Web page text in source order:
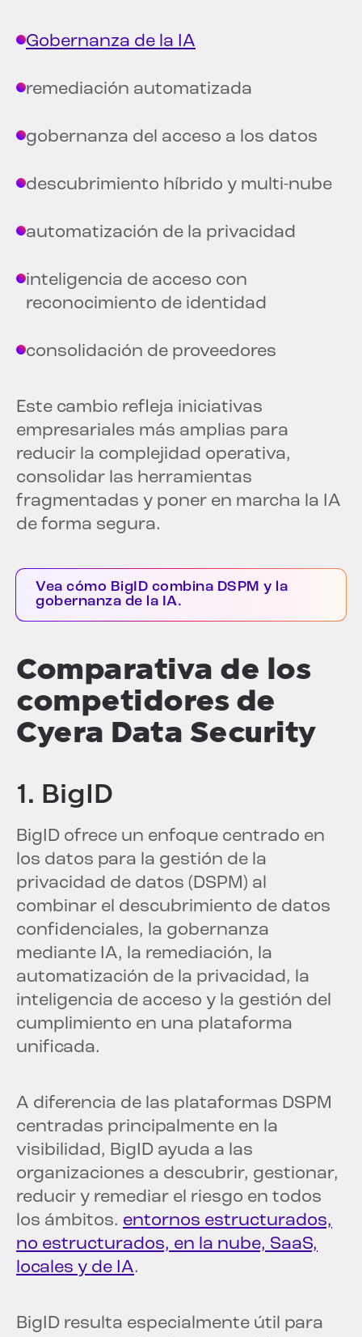
Gobernanza de la IA
remediación automatizada
gobernanza del acceso a los datos
descubrimiento híbrido y multi-nube
automatización de la privacidad
inteligencia de acceso con
reconocimiento de identidad
consolidación de proveedores
Este cambio refleja iniciativas
empresariales más amplias para
reducir la complejidad operativa,
consolidar las herramientas
fragmentadas y poner en marcha la IA
de forma segura.
Vea cómo BigID combina DSPM y la
gobernanza de la IA.
Comparativa de los
competidores de
Cyera Data Security
1. BigID
BigID ofrece un enfoque centrado en
los datos para la gestión de la
privacidad de datos (DSPM) al
combinar el descubrimiento de datos
confidenciales, la gobernanza
mediante IA, la remediación, la
automatización de la privacidad, la
inteligencia de acceso y la gestión del
cumplimiento en una plataforma
unificada.
A diferencia de las plataformas DSPM
centradas principalmente en la
visibilidad, BigID ayuda a las
organizaciones a descubrir, gestionar,
reducir y remediar el riesgo en todos
los ámbitos. entornos estructurados,
no estructurados, en la nube, SaaS,
locales y de IA.
BigID resulta especialmente útil para